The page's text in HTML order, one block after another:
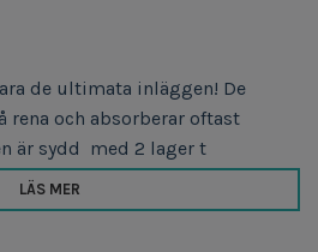
de ultimata inläggen! De
rena och absorberar oftast
är sydd med 2 lager t
LÄS MER